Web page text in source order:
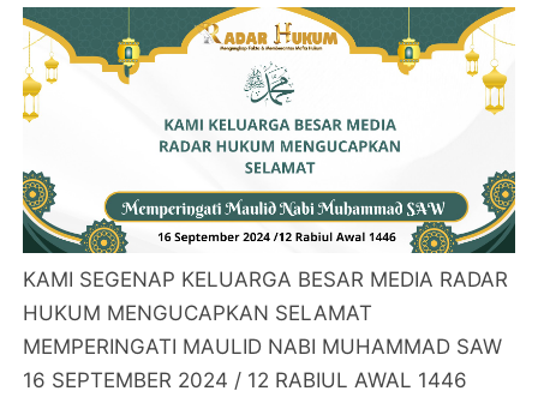
KAMI SEGENAP KELUARGA BESAR MEDIA RADAR
HUKUM MENGUCAPKAN SELAMAT
MEMPERINGATI MAULID NABI MUHAMMAD SAW
16 SEPTEMBER 2024 / 12 RABIUL AWAL 1446